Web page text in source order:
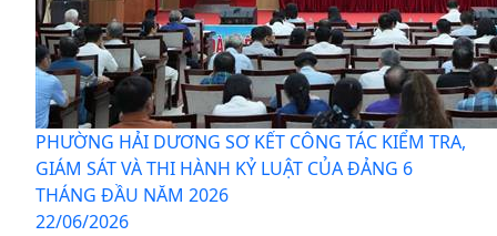
PHƯỜNG HẢI DƯƠNG SƠ KẾT CÔNG TÁC KIỂM TRA,
GIÁM SÁT VÀ THI HÀNH KỶ LUẬT CỦA ĐẢNG 6
THÁNG ĐẦU NĂM 2026
22/06/2026